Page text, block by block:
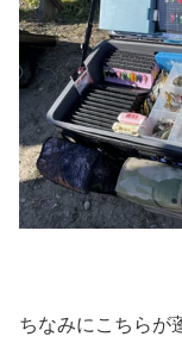
ちなみにこちらが